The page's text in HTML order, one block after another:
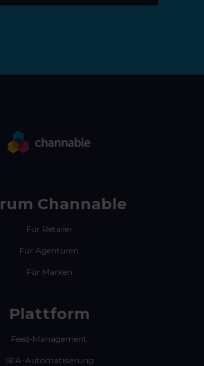
Channable
Für Retailer
Für Agenturen
Für Marken
Plattform
Feed-Management
SEA-Automatisierung